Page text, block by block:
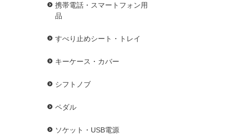
携帯電話・スマートフォン用
品
すべり止めシート・トレイ
キーケース・カバー
シフトノブ
ペダル
ソケット・USB電源